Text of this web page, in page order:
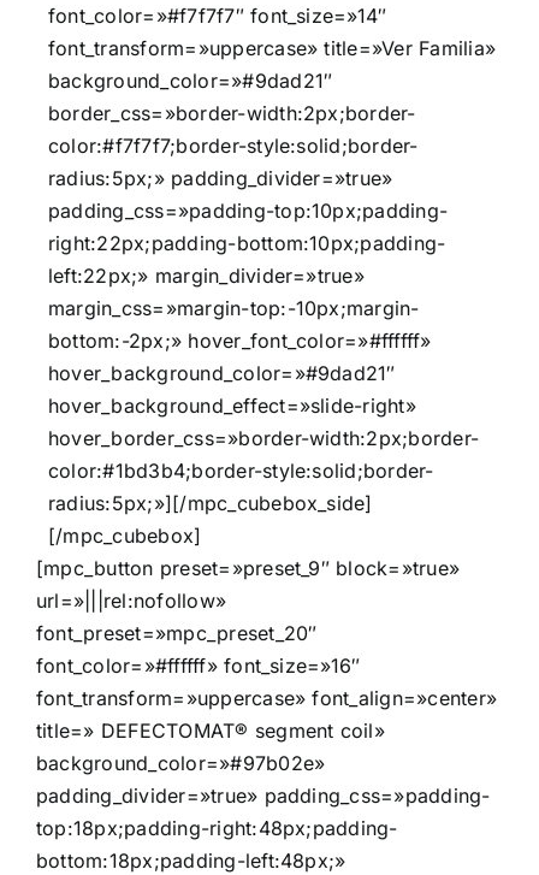
font_color=»#f7f7f7″ font_size=»14″
font_transform=»uppercase» title=»Ver Familia»
background_color=»#9dad21″
border_css=»border-width:2px;border-
color:#f7f7f7;border-style:solid;border-
radius:5px;» padding_divider=»true»
padding_css=»padding-top:10px;padding-
right:22px;padding-bottom:10px;padding-
left:22px;» margin_divider=»true»
margin_css=»margin-top:-10px;margin-
bottom:-2px;» hover_font_color=»#ffffff»
hover_background_color=»#9dad21″
hover_background_effect=»slide-right»
hover_border_css=»border-width:2px;border-
color:#1bd3b4;border-style:solid;border-
radius:5px;»][/mpc_cubebox_side]
[/mpc_cubebox]
[mpc_button preset=»preset_9″ block=»true»
url=»|||rel:nofollow»
font_preset=»mpc_preset_20″
font_color=»#ffffff» font_size=»16″
font_transform=»uppercase» font_align=»center»
title=» DEFECTOMAT® segment coil»
background_color=»#97b02e»
padding_divider=»true» padding_css=»padding-
top:18px;padding-right:48px;padding-
bottom:18px;padding-left:48px;»